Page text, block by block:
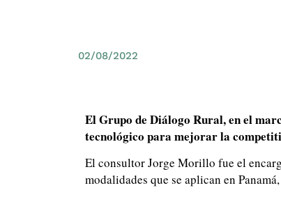
02/08/2022
El Grupo de Diálogo Rural, en el
tecnológico para mejorar la
El consultor Jorge Morillo fue el
modalidades que se aplican en